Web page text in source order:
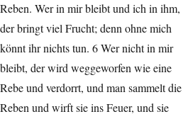
Reben. Wer in mir bleibt und ich in ihm,
der bringt viel Frucht; denn ohne mich
könnt ihr nichts tun. 6 Wer nicht in mir
bleibt, der wird weggeworfen wie eine
Rebe und verdorrt, und man sammelt die
Reben und wirft sie ins Feuer, und sie